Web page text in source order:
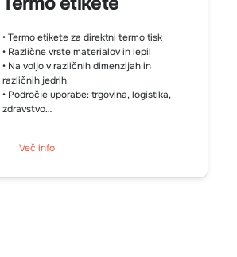
• Termo etikete za direktni termo tisk
• Različne vrste materialov in lepil
• Na voljo v različnih dimenzijah in
različnih jedrih
• Področje uporabe: trgovina, logistika,
zdravstvo…
Več info